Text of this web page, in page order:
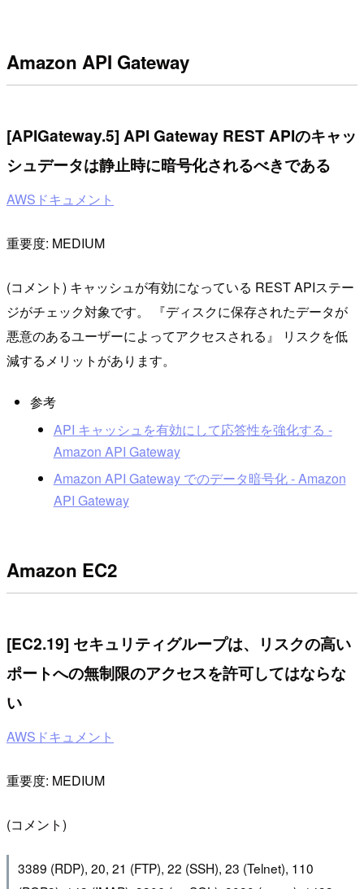
Amazon API Gateway
[APIGateway.5] API Gateway REST APIのキャッ
シュデータは静止時に暗号化されるべきである
AWSドキュメント
重要度: MEDIUM
(コメント) キャッシュが有効になっている REST APIステー
ジがチェック対象です。 『ディスクに保存されたデータが
悪意のあるユーザーによってアクセスされる』 リスクを低
減するメリットがあります。
参考
API キャッシュを有効にして応答性を強化する -
Amazon API Gateway
Amazon API Gateway でのデータ暗号化 - Amazon
API Gateway
Amazon EC2
[EC2.19] セキュリティグループは、リスクの高い
ポートへの無制限のアクセスを許可してはならな
い
AWSドキュメント
重要度: MEDIUM
(コメント)
3389 (RDP), 20, 21 (FTP), 22 (SSH), 23 (Telnet), 110